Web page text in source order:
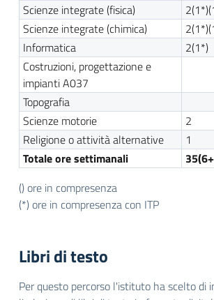
Scienze integrate (fisica)
Scienze integrate (chimica)
Informatica
2(1*)
Costruzioni, progettazione e
impianti A037
Topografia
Scienze motorie
2
Religione o attività alternative
1
Totale ore settimanali
() ore in compresenza
(*) ore in compresenza con ITP
Libri di testo
Per questo percorso l'istituto ha scelto di